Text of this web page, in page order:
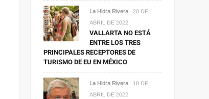
La Hidra Rivera
20 DE
ABRIL DE 2022
VALLARTA NO ESTÁ
ENTRE LOS TRES
PRINCIPALES RECEPTORES DE
TURISMO DE EU EN MÉXICO
La Hidra Rivera
18 DE
ABRIL DE 2022